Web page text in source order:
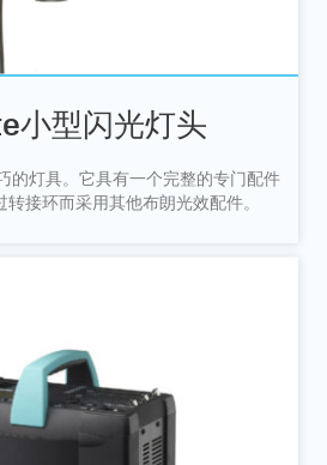
小型闪光灯头
的灯具。它具有一个完整的专门配件
转接环而采用其他布朗光效配件。